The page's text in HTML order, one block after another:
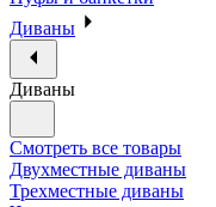
Диваны
Диваны
Смотреть все товары
Двухместные диваны
Трехместные диваны